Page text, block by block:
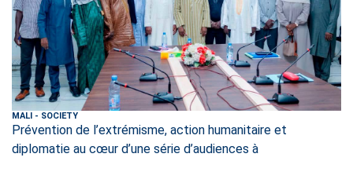
MALI - SOCIETY
Prévention de l’extrémisme, action humanitaire et
diplomatie au cœur d’une série d’audiences à